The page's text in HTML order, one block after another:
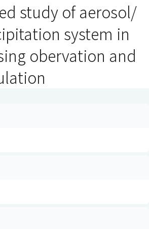
）
study of aerosol/
system in
obervation and